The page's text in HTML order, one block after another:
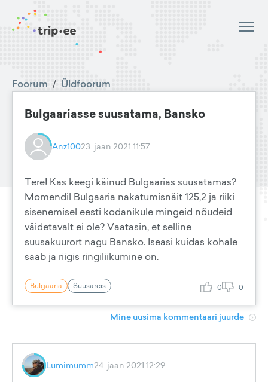
Foorum / Üldfoorum
Bulgaariasse suusatama, Bansko
Anz10023. jaan 2021 11:57
Tere! Kas keegi käinud Bulgaarias suusatamas?
Momendil Bulgaaria nakatumisnäit 125,2 ja riiki
sisenemisel eesti kodanikule mingeid nõudeid
väidetavalt ei ole? Vaatasin, et selline
suusakuurort nagu Bansko. Iseasi kuidas kohale
saab ja riigis ringiliikumine on.
Bulgaaria Suusareis 0 0
Mine uusima kommentaari juurde
Lumimumm24. jaan 2021 12:29